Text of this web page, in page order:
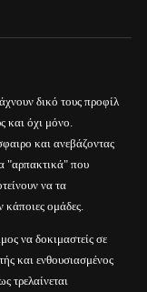
δικό τους προφίλ
και όχι μόνο.
και ανεβάζοντας
"αρπακτικά" που
να τα
κάποιες ομάδες.
να δοκιμαστείς σε
και ενθουσιασμένος
τρελαίνεται